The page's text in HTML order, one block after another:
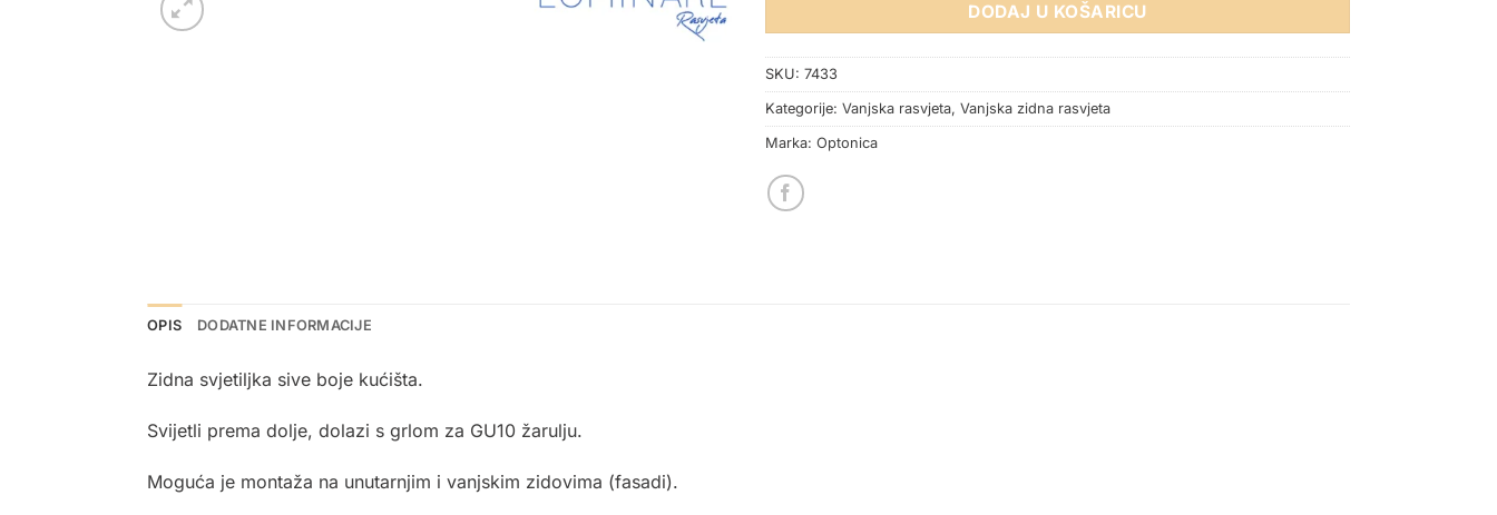
DODAJ U KOŠARICU
SKU: 7433
Kategorije: Vanjska rasvjeta, Vanjska zidna rasvjeta
Marka: Optonica
OPIS DODATNE INFORMACIJE
Zidna svjetiljka sive boje kućišta.
Svijetli prema dolje, dolazi s grlom za GU10 žarulju.
Moguća je montaža na unutarnjim i vanjskim zidovima (fasadi).